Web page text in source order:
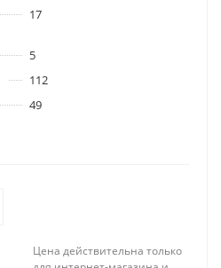
17
5
112
49
Цена действительна только